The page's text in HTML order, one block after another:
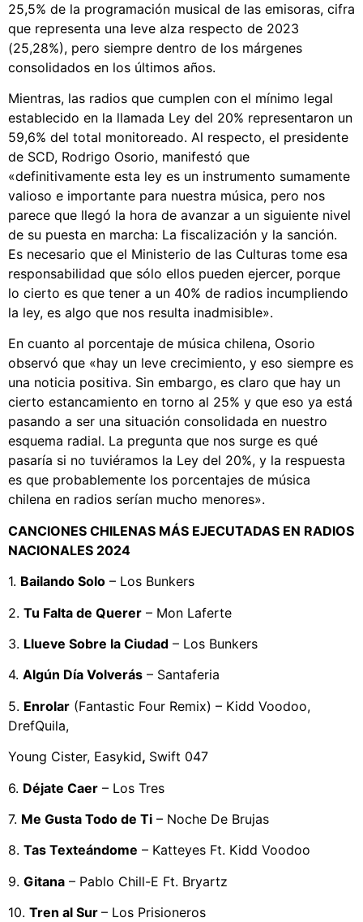
25,5% de la programación musical de las emisoras, cifra
que representa una leve alza respecto de 2023
(25,28%), pero siempre dentro de los márgenes
consolidados en los últimos años.
Mientras, las radios que cumplen con el mínimo legal
establecido en la llamada Ley del 20% representaron un
59,6% del total monitoreado. Al respecto, el presidente
de SCD, Rodrigo Osorio, manifestó que
«definitivamente esta ley es un instrumento sumamente
valioso e importante para nuestra música, pero nos
parece que llegó la hora de avanzar a un siguiente nivel
de su puesta en marcha: La fiscalización y la sanción.
Es necesario que el Ministerio de las Culturas tome esa
responsabilidad que sólo ellos pueden ejercer, porque
lo cierto es que tener a un 40% de radios incumpliendo
la ley, es algo que nos resulta inadmisible».
En cuanto al porcentaje de música chilena, Osorio
observó que «hay un leve crecimiento, y eso siempre es
una noticia positiva. Sin embargo, es claro que hay un
cierto estancamiento en torno al 25% y que eso ya está
pasando a ser una situación consolidada en nuestro
esquema radial. La pregunta que nos surge es qué
pasaría si no tuviéramos la Ley del 20%, y la respuesta
es que probablemente los porcentajes de música
chilena en radios serían mucho menores».
CANCIONES CHILENAS MÁS EJECUTADAS EN RADIOS
NACIONALES 2024
1. Bailando Solo – Los Bunkers
2. Tu Falta de Querer – Mon Laferte
3. Llueve Sobre la Ciudad – Los Bunkers
4. Algún Día Volverás – Santaferia
5. Enrolar (Fantastic Four Remix) – Kidd Voodoo,
DrefQuila,
Young Cister, Easykid, Swift 047
6. Déjate Caer – Los Tres
7. Me Gusta Todo de Ti – Noche De Brujas
8. Tas Texteándome – Katteyes Ft. Kidd Voodoo
9. Gitana – Pablo Chill-E Ft. Bryartz
10. Tren al Sur – Los Prisioneros